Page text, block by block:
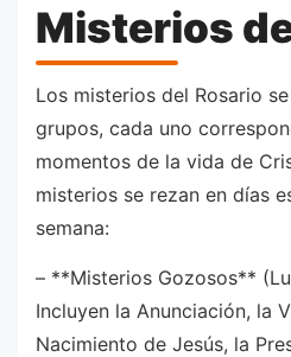
Misterios
Los misterios del Rosario
grupos, cada uno
momentos de la vida de
misterios se rezan en días
semana:
– **Misterios Gozosos**
Incluyen la Anunciación, la
Nacimiento de Jesús, la